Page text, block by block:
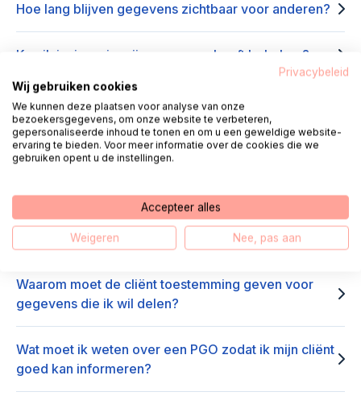
Hoe lang blijven gegevens zichtbaar voor anderen?
Kan ik inzien wie mijn gegevens heeft bekeken?
Wat levert digitale gegevensuitwisseling op?
Wat zijn eindgebruikersgroepen?
Wat levert digitale gegevensuitwisseling op?
Wat is een viewer?
Waarom moet de cliënt toestemming geven voor
gegevens die ik wil delen?
Wat moet ik weten over een PGO zodat ik mijn cliënt
goed kan informeren?
Privacybeleid
Wij gebruiken cookies
We kunnen deze plaatsen voor analyse van onze
bezoekersgegevens, om onze website te verbeteren,
gepersonaliseerde inhoud te tonen en om u een geweldige website-
ervaring te bieden. Voor meer informatie over de cookies die we
gebruiken opent u de instellingen.
Accepteer alles
Weigeren Nee, pas aan